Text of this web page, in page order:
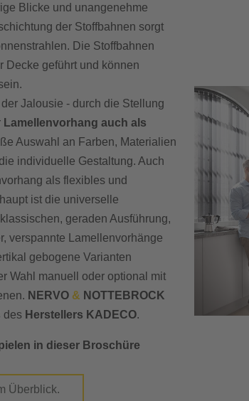
Blicke und unangenehme
der Stoffbahnen sorgt
Die Stoffbahnen
Decke geführt und können
Jalousie - durch die Stellung
Lamellenvorhang auch als
Auswahl an Farben, Materialien
individuelle Gestaltung. Auch
als flexibles und
ist die universelle
geraden Ausführung,
verspannte Lamellenvorhänge
gebogene Varianten
Wahl manuell oder optional mit
NERVO & NOTTEBROCK
des Herstellers KADECO.
in dieser Broschüre
Überblick.